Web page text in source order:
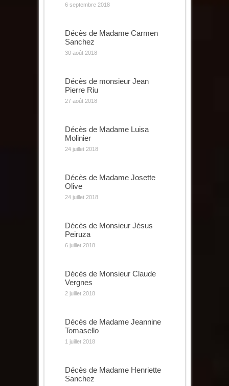
6 septembre 2018
Décès de Madame Carmen
Sanchez
30 août 2018
Décès de monsieur Jean
Pierre Riu
27 août 2018
Décès de Madame Luisa
Molinier
24 juillet 2018
Décès de Madame Josette
Olive
24 juillet 2018
Décès de Monsieur Jésus
Peiruza
6 juillet 2018
Décès de Monsieur Claude
Vergnes
2 juillet 2018
Décès de Madame Jeannine
Tomasello
1 juillet 2018
Décès de Madame Henriette
Sanchez